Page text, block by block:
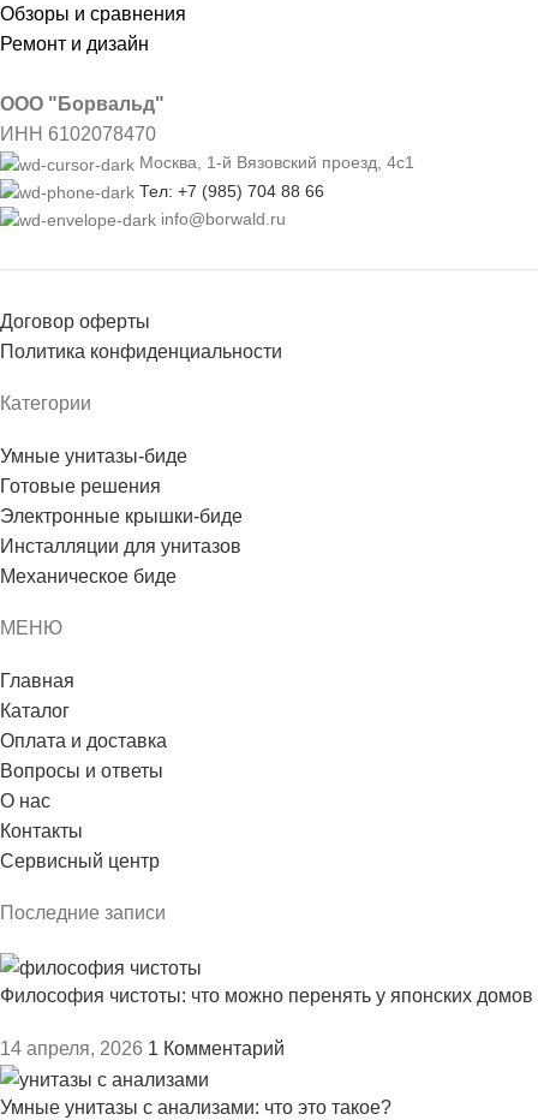
Обзоры и сравнения
Ремонт и дизайн
ООО "Борвальд"
ИНН 6102078470
Москва, 1-й Вязовский проезд, 4с1
Тел: +7 (985) 704 88 66
info@borwald.ru
Договор оферты
Политика конфиденциальности
Категории
Умные унитазы-биде
Готовые решения
Электронные крышки-биде
Инсталляции для унитазов
Механическое биде
МЕНЮ
Главная
Каталог
Оплата и доставка
Вопросы и ответы
О нас
Контакты
Сервисный центр
Последние записи
Философия чистоты: что можно перенять у японских домов
14 апреля, 2026 1 Комментарий
Умные унитазы с анализами: что это такое?